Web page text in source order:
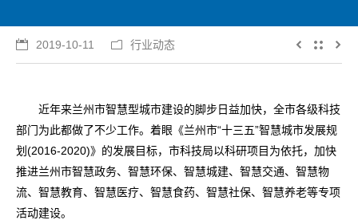
2019-10-11 行业动态
近年来兰州市智慧型城市建设的脚步日益加快，全市各级科技
部门为此都做了不少工作。着眼《兰州市“十三五”智慧城市发展规
划(2016-2020)》的发展目标，市科技局以科研项目为依托，加快
推进兰州市智慧政务、智慧环保、智慧城建、智慧交通、智慧物
流、智慧教育、智慧医疗、智慧食药、智慧社保、智慧养老等专项
活动建设。